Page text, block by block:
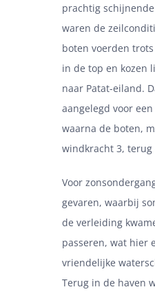
prachtig
waren de
boten voerden
in de top en kozen
naar Patat-eiland.
aangelegd voor
waarna de boten,
windkracht 3, terug
Voor
gevaren, waarbij
de verleiding
passeren, wat hier
vriendelijke
Terug in de haven